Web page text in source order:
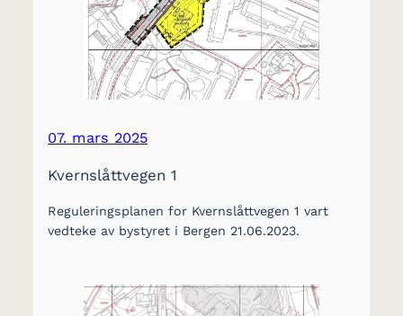
07. mars 2025
Kvernslåttvegen 1
Reguleringsplanen for Kvernslåttvegen 1 vart
vedteke av bystyret i Bergen 21.06.2023.